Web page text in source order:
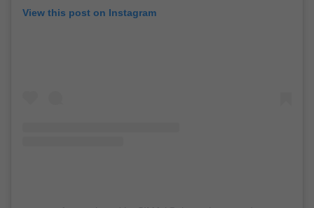
View this post on Instagram